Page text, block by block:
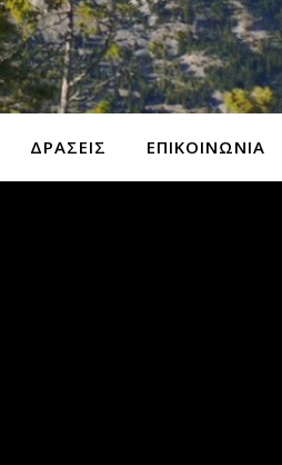
ΔΡΑΣΕΙΣ ΕΠΙΚΟΙΝΩΝΙΑ